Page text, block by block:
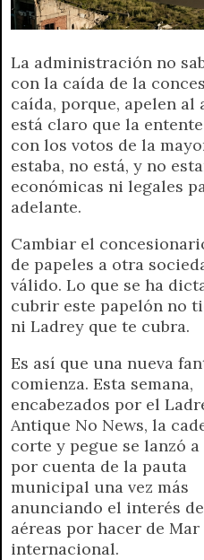
p
m
k
e
k
La administración no
con la caída de la
caída, porque, apelen al
está claro que la
con los votos de la
estaba, no está, y no
económicas ni legales
adelante.
Cambiar el
de papeles a otra
válido. Lo que se ha
cubrir este papelón no
ni Ladrey que te cubra.
Es así que una nueva
comienza. Esta semana,
encabezados por el
Antique No News, la
corte y pegue se lanzó
por cuenta de la pauta
municipal una vez más
anunciando el interés
aéreas por hacer de
internacional.